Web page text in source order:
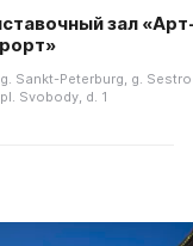
зал
g. Sankt-Peterburg, g.
pl. Svobody, d. 1